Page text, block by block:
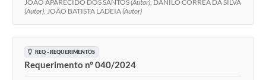
JOÃO APARECIDO DOS SANTOS(Autor), DANILO CORREA DA SILVA
(Autor), JOÃO BATISTA LADEIA(Autor)
REQ - REQUERIMENTOS
Requerimento n° 040/2024